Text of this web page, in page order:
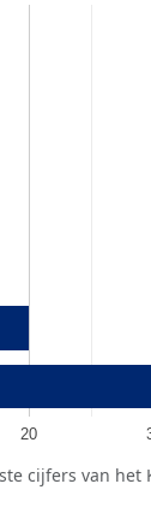
20
cijfers van het